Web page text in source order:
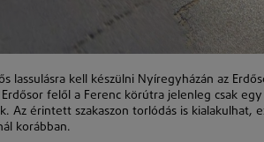
lassulásra kell készülni Nyíregyházán az
felől a Ferenc körútra jelenleg csak
Az érintett szakaszon torlódás is kialakulhat,
korábban.